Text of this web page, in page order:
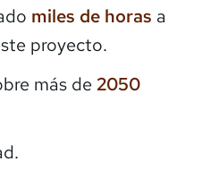
miles de horas a
proyecto.
más de 2050